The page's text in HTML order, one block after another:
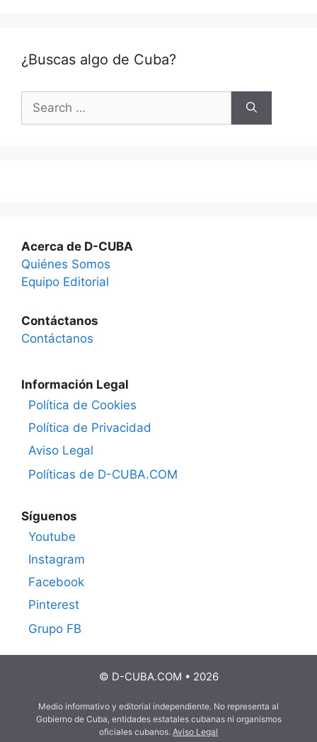
¿Buscas algo de Cuba?
for:
Acerca de D-CUBA
Quiénes Somos
Equipo Editorial
Contáctanos
Contáctanos
Información Legal
Política de Cookies
Política de Privacidad
Aviso Legal
Políticas de D-CUBA.COM
Síguenos
Youtube
Instagram
Facebook
Pinterest
Grupo FB
© D-CUBA.COM • 2026
Medio informativo y editorial independiente. No representa al
Gobierno de Cuba, entidades estatales cubanas ni organismos
oficiales cubanos. Aviso Legal